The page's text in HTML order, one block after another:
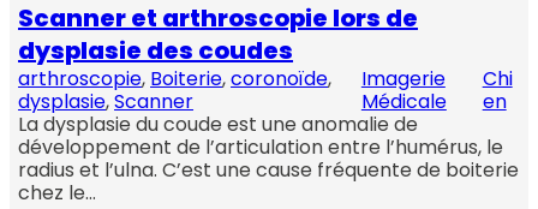
Scanner et arthroscopie lors de
dysplasie des coudes
arthroscopie, Boiterie, coronoïde,
dysplasie, Scanner
Imagerie
Médicale
Chi
en
La dysplasie du coude est une anomalie de
développement de l’articulation entre l’humérus, le
radius et l’ulna. C’est une cause fréquente de boiterie
chez le…